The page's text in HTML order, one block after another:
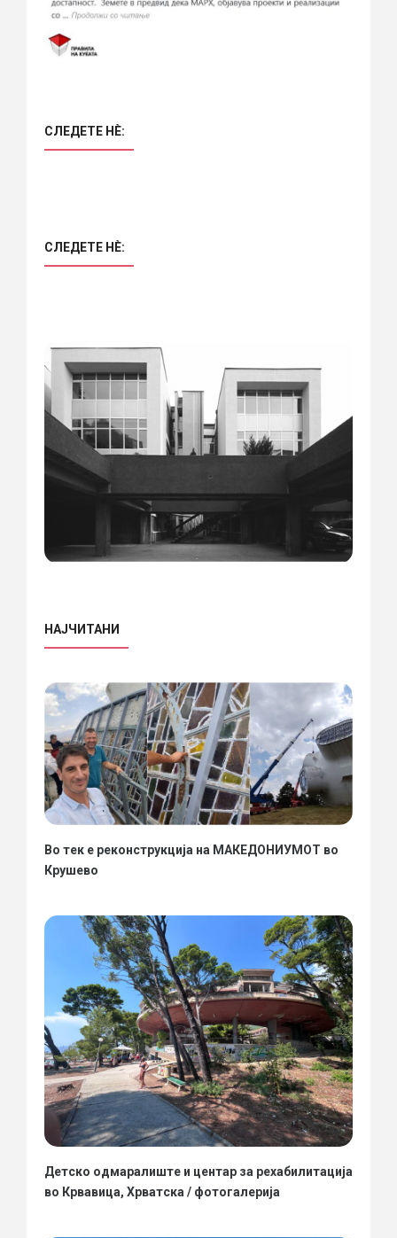
СЛЕДЕТЕ НÈ:
СЛЕДЕТЕ НÈ:
НАЈЧИТАНИ
Во тек е реконструкција на МАКЕДОНИУМОТ во
Крушево
Детско одмаралиште и центар за рехабилитација
во Крвавица, Хрватска / фотогалерија